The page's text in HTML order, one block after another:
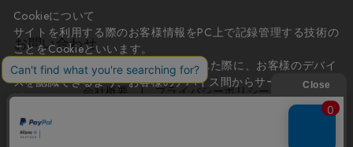
お問い合わせ
会社概要
プライバシーポリシー
Cookieについて
サイトを利用する際のお客様情報をPC上で記録管理する技術の
ことをCookieといいます。
Cookieはお客様がサイトを再訪問された際に、お客様のデバイ
スを認識できるよう、お客様のデバイス間からサーバーへ送り
返されます。
なお、Cookieに保存されている情報のみで、お客様個人を特定
することはできません。